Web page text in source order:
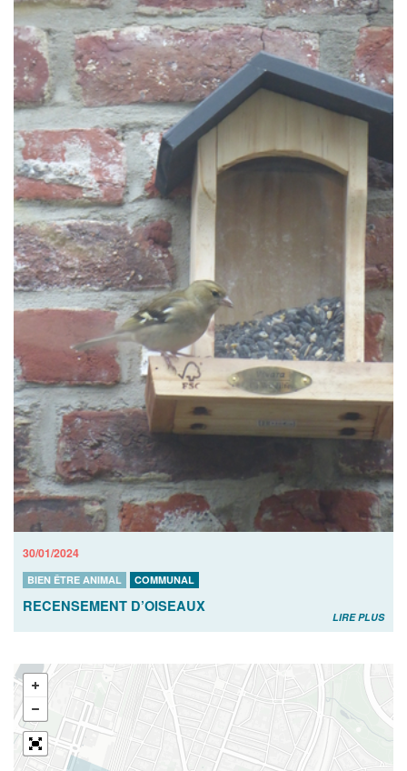
30/01/2024
BIEN ÊTRE ANIMAL COMMUNAL
RECENSEMENT D’OISEAUX
LIRE PLUS